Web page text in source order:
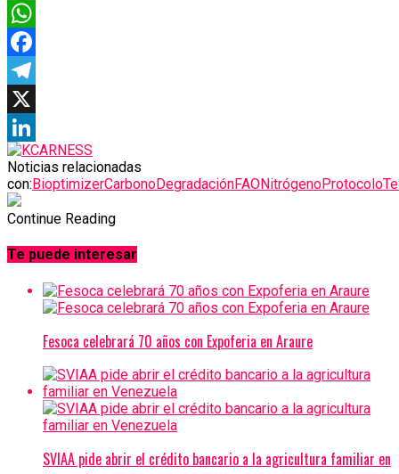
WhatsApp
Facebook
Telegram
X
LinkedIn
Noticias relacionadas
con:BioptimizerCarbonoDegradaciónFAONitrógenoProtocolo
Continue Reading
Te puede interesar
Fesoca celebrará 70 años con Expoferia en Araure
SVIAA pide abrir el crédito bancario a la agricultura familiar en